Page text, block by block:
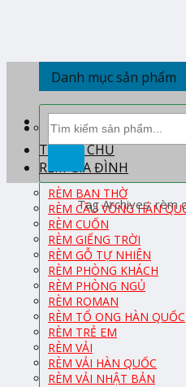
TRANG CHỦ
RÈM GIA ĐÌNH
RÈM BAN THỜ
RÈM CẦU VỒNG HÀN
RÈM CUỐN
RÈM GIẾNG TRỜI
RÈM GỖ TỰ NHIÊN
RÈM PHÒNG KHÁCH
RÈM PHÒNG NGỦ
RÈM ROMAN
RÈM TỔ ONG HÀN QUỐC
RÈM TRẺ EM
RÈM VẢI
RÈM VẢI HÀN QUỐC
RÈM VẢI NHẬT BẢN
Danh mục sản phẩm
kiếm:
Tag Archives:rèm